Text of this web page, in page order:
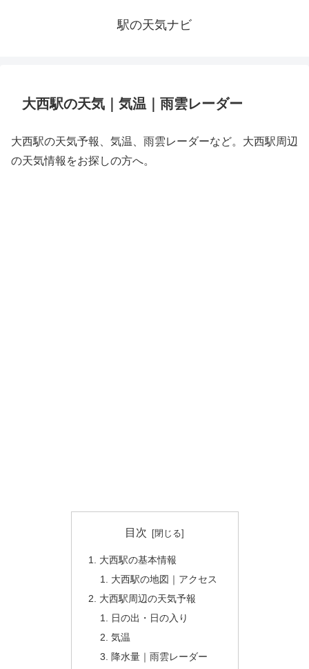
駅の天気ナビ
大西駅の天気｜気温｜雨雲レーダー
大西駅の天気予報、気温、雨雲レーダーなど。大西駅周辺
の天気情報をお探しの方へ。
目次
大西駅の基本情報
大西駅の地図｜アクセス
大西駅周辺の天気予報
日の出・日の入り
気温
降水量｜雨雲レーダー